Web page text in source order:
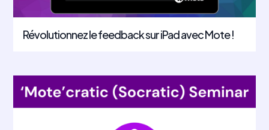
Révolutionnez le feedback sur iPad avec Mote !